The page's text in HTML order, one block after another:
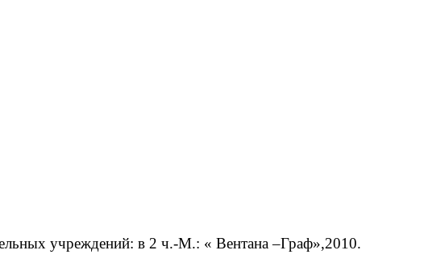
учреждений: в 2 ч.-М.: « Вентана –Граф»,2010.